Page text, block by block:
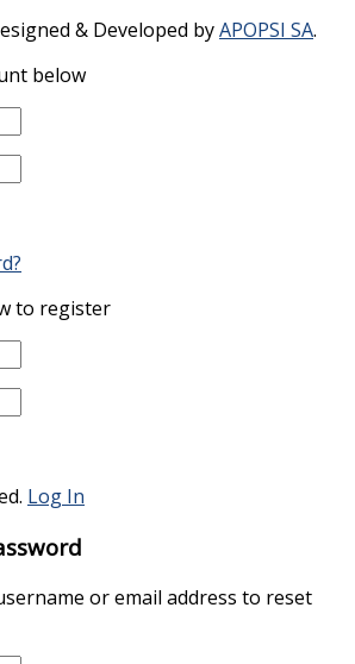
& Developed byAPOPSI SA.
below
to register
Log In
or email address to reset